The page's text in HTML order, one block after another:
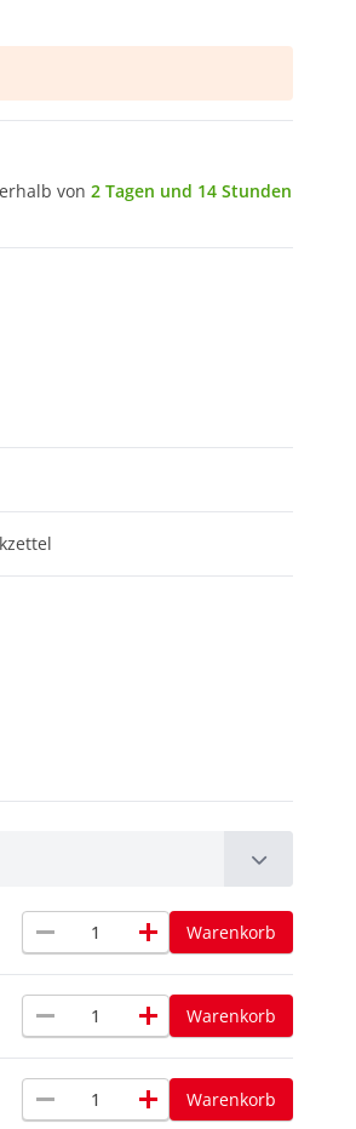
von 2 Tagen und 14 Stunden
remove add Warenkorb
remove add Warenkorb
remove add Warenkorb